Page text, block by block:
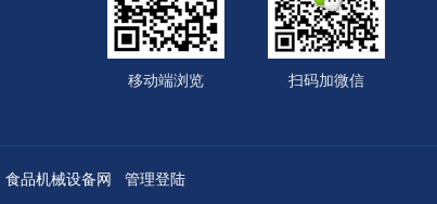
扫码加微信
移动端浏览
食品机械设备网 管理登陆